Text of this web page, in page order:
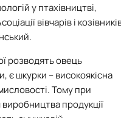
у птахівництві,
вівчарів і
розводять овець
є шкурки – високоякісна
Тому при
продукції